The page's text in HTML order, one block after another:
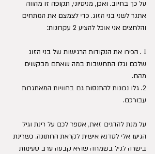
על כך בחיוב. ואכן, מניסיוני, תקופה זו מהווה
אתגר לשני בני הזוג. כדי לצמצם את המתחים
והלחצים אני אוכל להציע 2 עקרונות:
1 . הכירו את הנקודות הרגישות של בני הזוג
שלכם וגלו התחשבות במה שאתם מבקשים
מהם.
2. גלו נכונות להתנסות גם בחוויות המאתגרות
עבורכם.
על מנת להדגים זאת, אספר לכם על רינת וגיל
הגיעו אלי לסדנא אישית לקראת החתונה. כשרינת
בישרה לגיל בשמחה שהיא קבעה ערב טעימות